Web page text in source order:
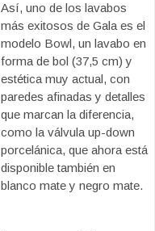
Así, uno de los lavabos
más exitosos de Gala es el
modelo Bowl, un lavabo en
forma de bol (37,5 cm) y
estética muy actual, con
paredes afinadas y detalles
que marcan la diferencia,
como la válvula up-down
porcelánica, que ahora está
disponible también en
blanco mate y negro mate.